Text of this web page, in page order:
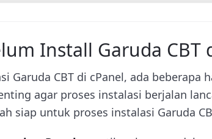
Install Garuda CBT
Garuda CBT di cPanel, ada beberapa
agar proses instalasi berjalan
siap untuk proses instalasi Garuda